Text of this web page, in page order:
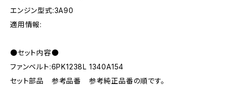
エンジン型式:3A90
適用情報:
●セット内容●
ファンベルト:6PK1238L 1340A154
セット部品 参考品番 参考純正品番の順です。